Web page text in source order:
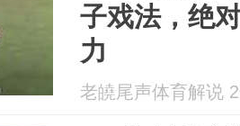
子戏法，绝
力
老皢尾声体育解说